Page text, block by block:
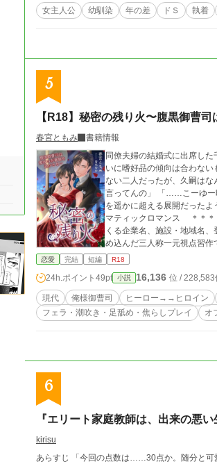
女主人公 幼馴染 年の差 ドＳ 執着
5
【R18】秘密の残り火〜腹黒御曹
春宮ともみ
書籍情報
同僚夫婦の結婚式に出席し
いに嗜好品の傾向は合わな
ない二人だったが、久嗣はなんとその場で千草を蜜
言ってんの」 「……こーゆー時の好みは合ってるんだな
を遥かに超える展開だったようで――？ ＊＊＊ ドＳで俺様な腹黒御曹司×結婚願望
マティックロマンス ＊＊＊ 【（ムーンライトノベルズ様）姫初め2023】参加作品です。 ＊＊＊ ◎作中に出て
くる企業名、施設・地域名、登場人物が
め込んだ三人称一元視点習
なろうに別名義で投稿した短編「秘
恋愛 完結 短編 R18
24h.ポイント 49pt 小説 16,136 位 / 228,583
現代 俺様御曹司 ヒーロー→→ヒロイン
フェラ・潮吹き・足舐め・焦らしプレイ
オ
6
『エリート家庭教師は、出来の悪い
kirisu
あらすじ 「今回の点数は……30点か。随分と可愛い点数を取ってくれたね？」